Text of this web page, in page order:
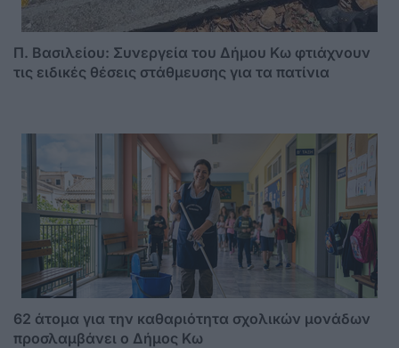
Π. Βασιλείου: Συνεργεία του Δήμου Κω φτιάχνουν
τις ειδικές θέσεις στάθμευσης για τα πατίνια
62 άτομα για την καθαριότητα σχολικών μονάδων
προσλαμβάνει ο Δήμος Κω